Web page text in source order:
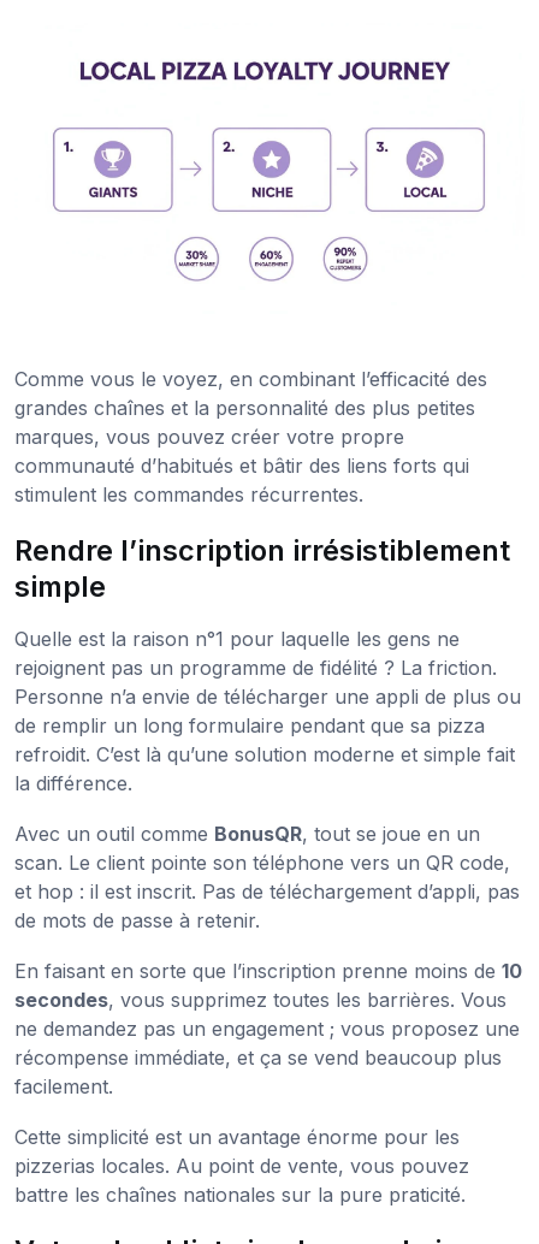
Comme vous le voyez, en combinant l’efficacité des
grandes chaînes et la personnalité des plus petites
marques, vous pouvez créer votre propre
communauté d’habitués et bâtir des liens forts qui
stimulent les commandes récurrentes.
Rendre l’inscription irrésistiblement
simple
Quelle est la raison n°1 pour laquelle les gens ne
rejoignent pas un programme de fidélité ? La friction.
Personne n’a envie de télécharger une appli de plus ou
de remplir un long formulaire pendant que sa pizza
refroidit. C’est là qu’une solution moderne et simple fait
la différence.
Avec un outil comme BonusQR, tout se joue en un
scan. Le client pointe son téléphone vers un QR code,
et hop : il est inscrit. Pas de téléchargement d’appli, pas
de mots de passe à retenir.
En faisant en sorte que l’inscription prenne moins de 10
secondes, vous supprimez toutes les barrières. Vous
ne demandez pas un engagement ; vous proposez une
récompense immédiate, et ça se vend beaucoup plus
facilement.
Cette simplicité est un avantage énorme pour les
pizzerias locales. Au point de vente, vous pouvez
battre les chaînes nationales sur la pure praticité.